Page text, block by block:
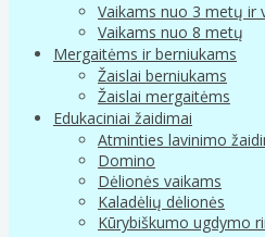
Vaikams nuo 3 metų ir
Vaikams nuo 8 metų
Mergaitėms ir berniukams
Žaislai berniukams
Žaislai mergaitėms
Edukaciniai žaidimai
Atminties lavinimo
Domino
Dėlionės vaikams
Kaladėlių dėlionės
Kūrybiškumo ugdymo